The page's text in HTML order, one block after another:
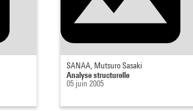
SANAA, Mutsuro Sasaki
Analyse structurelle
05 juin 2005